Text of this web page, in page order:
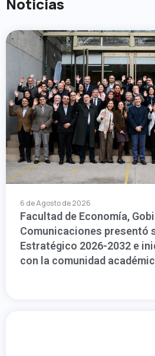
Noticias
6 de Agosto de 2026
Facultad de Economía,
Comunicaciones presentó
Estratégico 2026-2032 e
con la comunidad